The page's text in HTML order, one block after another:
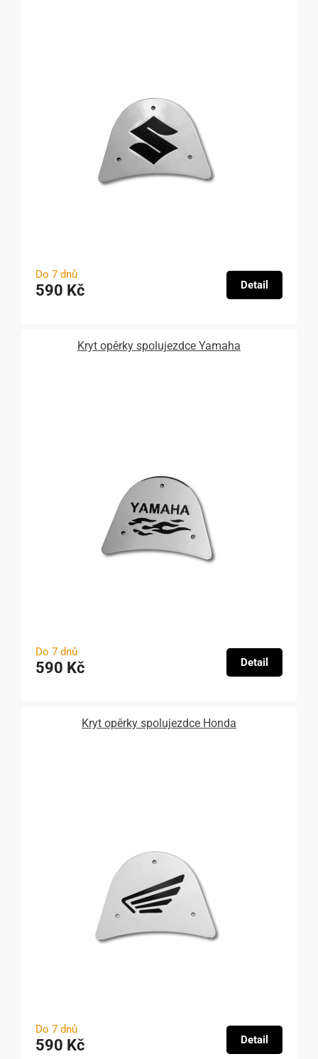
Do 7 dnů
590 Kč Detail
Kryt opěrky spolujezdce Yamaha
Do 7 dnů
590 Kč Detail
Kryt opěrky spolujezdce Honda
Do 7 dnů
590 Kč Detail